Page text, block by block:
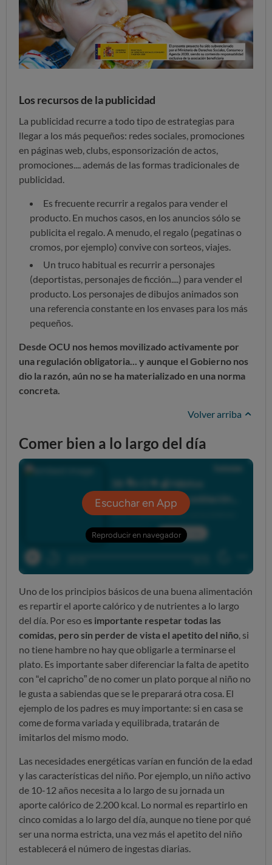
Los recursos de la publicidad
La publicidad recurre a todo tipo de estrategias para
llegar a los más pequeños: redes sociales, promociones
en páginas web, clubs, esponsorización de actos,
promociones.... además de las formas tradicionales de
publicidad.
Es frecuente recurrir a regalos para vender el
producto. En muchos casos, en los anuncios sólo se
publicita el regalo. A menudo, el regalo (pegatinas o
cromos, por ejemplo) convive con sorteos, viajes.
Un truco habitual es recurrir a personajes
(deportistas, personajes de ficción....) para vender el
producto. Los personajes de dibujos animados son
una referencia constante en los envases para los más
pequeños.
Desde OCU nos hemos movilizado activamente por
una regulación obligatoria... y aunque el Gobierno nos
dio la razón, aún no se ha materializado en una norma
concreta.
Volver arriba
Comer bien a lo largo del día
Uno de los principios básicos de una buena alimentación
es repartir el aporte calórico y de nutrientes a lo largo
del día. Por eso es importante respetar todas las
comidas, pero sin perder de vista el apetito del niño, si
no tiene hambre no hay que obligarle a terminarse el
plato. Es importante saber diferenciar la falta de apetito
con “el capricho” de no comer un plato porque al niño no
le gusta a sabiendas que se le preparará otra cosa. El
ejemplo de los padres es muy importante: si en casa se
come de forma variada y equilibrada, tratarán de
imitarlos del mismo modo.
Las necesidades energéticas varían en función de la edad
y las características del niño. Por ejemplo, un niño activo
de 10-12 años necesita a lo largo de su jornada un
aporte calórico de 2.200 kcal. Lo normal es repartirlo en
cinco comidas a lo largo del día, aunque no tiene por qué
ser una norma estricta, una vez más el apetito del niño
establecerá el número de ingestas diarias.